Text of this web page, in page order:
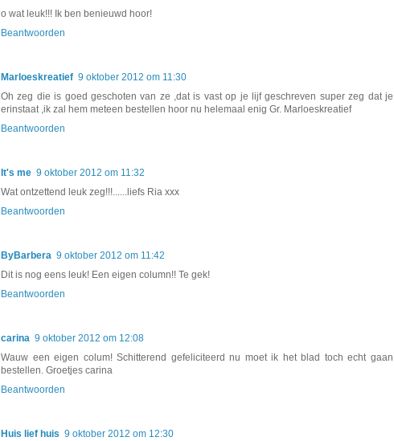
o wat leuk!!! Ik ben benieuwd hoor!
Beantwoorden
Marloeskreatief 9 oktober 2012 om 11:30
Oh zeg die is goed geschoten van ze ,dat is vast op je lijf geschreven super zeg dat je
erinstaat ,ik zal hem meteen bestellen hoor nu helemaal enig Gr. Marloeskreatief
Beantwoorden
It's me 9 oktober 2012 om 11:32
Wat ontzettend leuk zeg!!!......liefs Ria xxx
Beantwoorden
ByBarbera 9 oktober 2012 om 11:42
Dit is nog eens leuk! Een eigen column!! Te gek!
Beantwoorden
carina 9 oktober 2012 om 12:08
Wauw een eigen colum! Schitterend gefeliciteerd nu moet ik het blad toch echt gaan
bestellen. Groetjes carina
Beantwoorden
Huis lief huis 9 oktober 2012 om 12:30